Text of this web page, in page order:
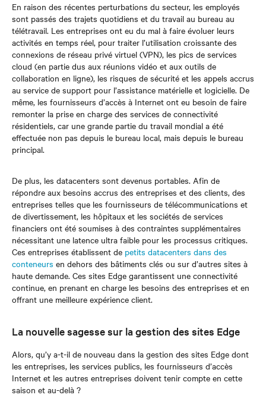
En raison des récentes perturbations du secteur, les employés
sont passés des trajets quotidiens et du travail au bureau au
télétravail. Les entreprises ont eu du mal à faire évoluer leurs
activités en temps réel, pour traiter l’utilisation croissante des
connexions de réseau privé virtuel (VPN), les pics de services
cloud (en partie dus aux réunions vidéo et aux outils de
collaboration en ligne), les risques de sécurité et les appels accrus
au service de support pour l’assistance matérielle et logicielle. De
même, les fournisseurs d’accès à Internet ont eu besoin de faire
remonter la prise en charge des services de connectivité
résidentiels, car une grande partie du travail mondial a été
effectuée non pas depuis le bureau local, mais depuis le bureau
principal.
De plus, les datacenters sont devenus portables. Afin de
répondre aux besoins accrus des entreprises et des clients, des
entreprises telles que les fournisseurs de télécommunications et
de divertissement, les hôpitaux et les sociétés de services
financiers ont été soumises à des contraintes supplémentaires
nécessitant une latence ultra faible pour les processus critiques.
Ces entreprises établissent de petits datacenters dans des
conteneurs en dehors des bâtiments clés ou sur d’autres sites à
haute demande. Ces sites Edge garantissent une connectivité
continue, en prenant en charge les besoins des entreprises et en
offrant une meilleure expérience client.
La nouvelle sagesse sur la gestion des sites Edge
Alors, qu’y a-t-il de nouveau dans la gestion des sites Edge dont
les entreprises, les services publics, les fournisseurs d’accès
Internet et les autres entreprises doivent tenir compte en cette
saison et au-delà ?